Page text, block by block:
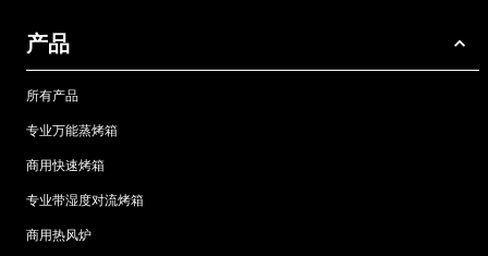
产品
所有产品
专业万能蒸烤箱
商用快速烤箱
专业带湿度对流烤箱
商用热风炉